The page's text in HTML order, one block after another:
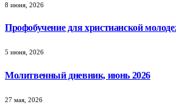
8 июня, 2026
Профобучение для христианской
5 июня, 2026
Молитвенный дневник, июнь 2026
27 мая, 2026